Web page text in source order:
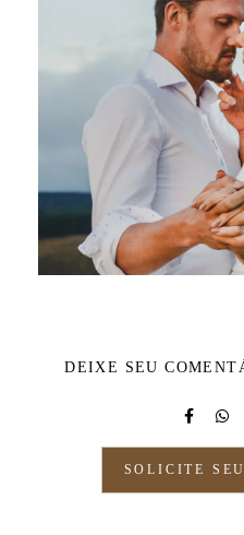
DEIXE SEU
SOLICITE